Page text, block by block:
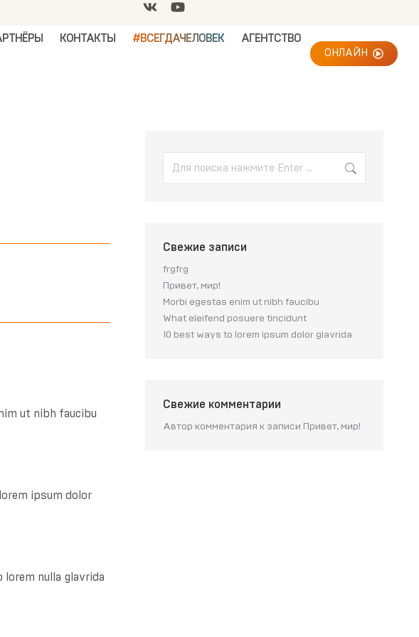
КОНТАКТЫ #ВСЕГДАЧЕЛОВЕК АГЕНТСТВО
ОНЛАЙН
ut nibh faucibu
ipsum dolor
lorem nulla glavrida
Свежие записи
frgfrg
Привет, мир!
Morbi egestas enim ut nibh faucibu
What eleifend posuere tincidunt
10 best ways to lorem ipsum dolor glavrida
Свежие комментарии
Автор комментария к записи Привет, мир!